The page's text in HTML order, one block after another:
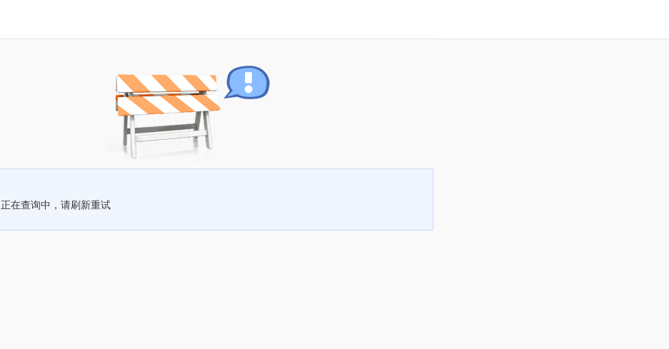
正在查询中，请刷新重试